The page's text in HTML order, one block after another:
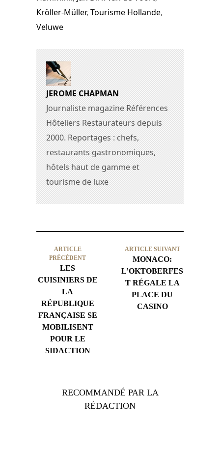
Kröller-Müller, Tourisme Hollande,
Veluwe
JEROME CHAPMAN
Journaliste magazine Références
Hôteliers Restaurateurs depuis
2000. Reportages : chefs,
restaurants gastronomiques,
hôtels haut de gamme et
tourisme de luxe
ARTICLE
PRÉCÉDENT
LES
CUISINIERS DE
LA
RÉPUBLIQUE
FRANÇAISE SE
MOBILISENT
POUR LE
SIDACTION
ARTICLE SUIVANT
MONACO:
L’OKTOBERFES
T RÉGALE LA
PLACE DU
CASINO
RECOMMANDÉ PAR LA
RÉDACTION